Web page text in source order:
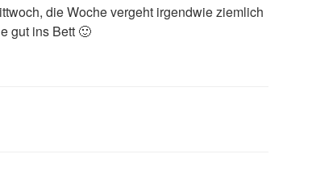
die Woche vergeht irgendwie ziemlich
gut ins Bett 🙂